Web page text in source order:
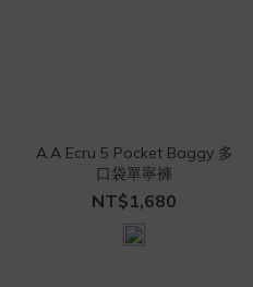
A.A Ecru 5 Pocket Baggy 多
口袋單寧褲
NT$1,680